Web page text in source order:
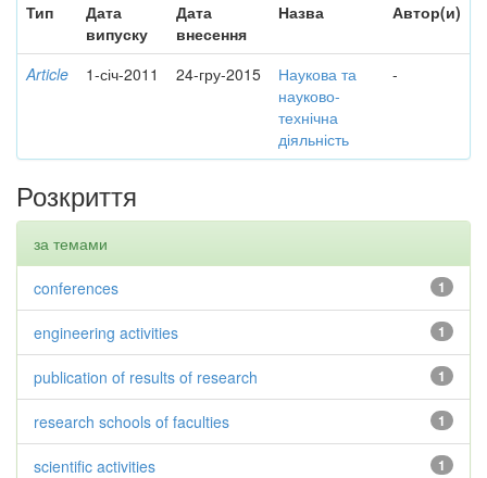
Тип
Дата
випуску
Дата
внесення
Назва Автор(и)
Article 1-січ-2011 24-гру-2015
Наукова та
науково-
технічна
діяльність
-
Розкриття
за темами
1
conferences
1
engineering activities
1
publication of results of research
1
research schools of faculties
1
scientific activities